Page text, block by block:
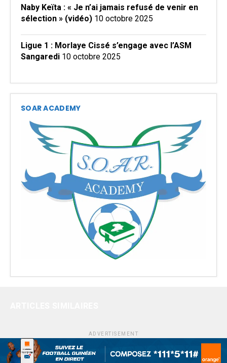
Naby Keïta : « Je n’ai jamais refusé de venir en
sélection » (vidéo) 10 octobre 2025
Ligue 1 : Morlaye Cissé s’engage avec l’ASM
Sangaredi 10 octobre 2025
SOAR ACADEMY
ADVERTISEMENT